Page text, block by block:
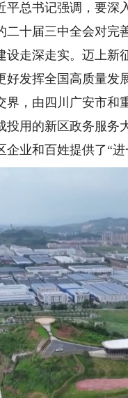
平总书记强调，要
十届三中全会对完
走深走实。迈上新
发挥全国高质量发
，由四川广安市和
用的新区政务服务
业和百姓提供了“进